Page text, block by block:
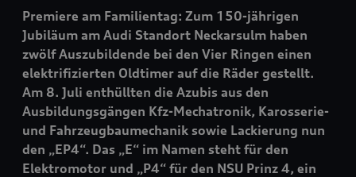
Premiere am Familientag: Zum 150-jährigen
Jubiläum am Audi Standort Neckarsulm haben
zwölf Auszubildende bei den Vier Ringen einen
elektrifizierten Oldtimer auf die Räder gestellt.
Am 8. Juli enthüllten die Azubis aus den
Ausbildungsgängen Kfz-Mechatronik, Karosserie-
und Fahrzeugbaumechanik sowie Lackierung nun
den „EP4“. Das „E“ im Namen steht für den
Elektromotor und „P4“ für den NSU Prinz 4, ein